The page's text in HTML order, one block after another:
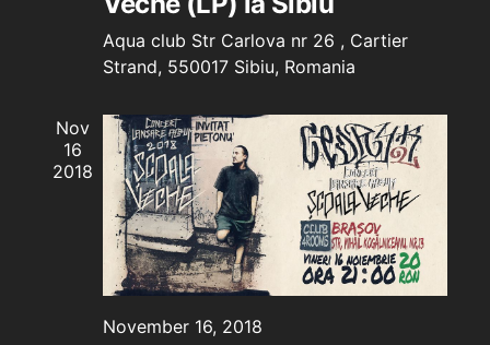
Aqua club Str Carlova nr 26 , Cartier
Strand, 550017 Sibiu, Romania
Nov
16
2018
November 16, 2018